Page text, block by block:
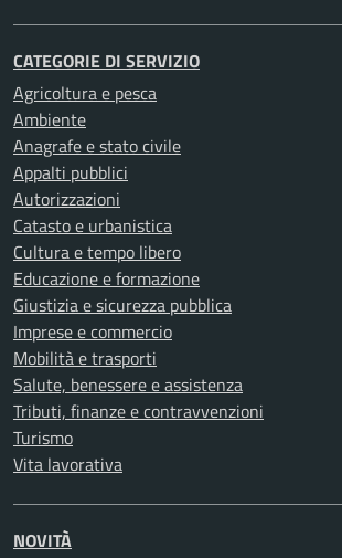
CATEGORIE DI SERVIZIO
Agricoltura e pesca
Ambiente
Anagrafe e stato civile
Appalti pubblici
Autorizzazioni
Catasto e urbanistica
Cultura e tempo libero
Educazione e formazione
Giustizia e sicurezza pubblica
Imprese e commercio
Mobilità e trasporti
Salute, benessere e assistenza
Tributi, finanze e contravvenzioni
Turismo
Vita lavorativa
NOVITÀ